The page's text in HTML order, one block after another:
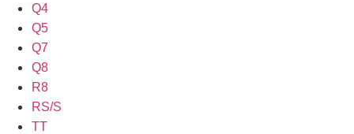
Q4
Q5
Q7
Q8
R8
RS/S
TT